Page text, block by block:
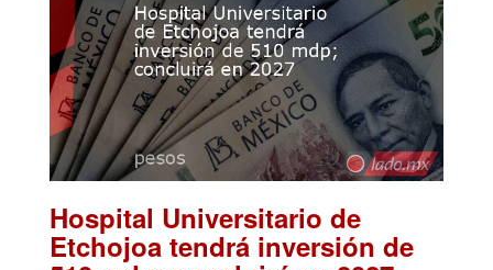
Hospital Universitario de
Etchojoa tendrá inversión de